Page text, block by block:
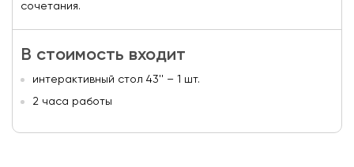
сочетания.
В стоимость входит
интерактивный стол 43'' – 1 шт.
2 часа работы